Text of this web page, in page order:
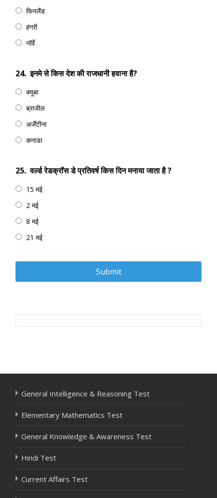
फिनलैंड
हंगरी
नॉर्वे
24. इनमे से किस देश की राजधानी हवाना है?
क्यूबा
ब्राजील
अर्जेंटीना
कनाडा
25. वर्ल्ड रेडक्रॉस डे प्रतिवर्ष किस दिन मनाया जाता है ?
15 मई
2 मई
8 मई
21 मई
Post
General Intelligence & Reasoning Test
Elementary Mathematics Test
General Knowledge & Awareness Test
Hindi Test
Current Affairs Test